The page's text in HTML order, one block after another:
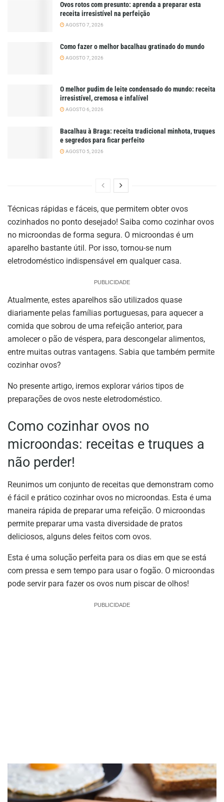
Ovos rotos com presunto: aprenda a preparar esta
receita irresistível na perfeição
AGOSTO 7, 2026
Como fazer o melhor bacalhau gratinado do mundo
AGOSTO 7, 2026
O melhor pudim de leite condensado do mundo: receita
irresistível, cremosa e infalível
AGOSTO 6, 2026
Bacalhau à Braga: receita tradicional minhota, truques
e segredos para ficar perfeito
AGOSTO 5, 2026
Técnicas rápidas e fáceis, que permitem obter ovos
cozinhados no ponto desejado! Saiba como cozinhar ovos
no microondas de forma segura. O microondas é um
aparelho bastante útil. Por isso, tornou-se num
eletrodoméstico indispensável em qualquer casa.
PUBLICIDADE
Atualmente, estes aparelhos são utilizados quase
diariamente pelas famílias portuguesas, para aquecer a
comida que sobrou de uma refeição anterior, para
amolecer o pão de véspera, para descongelar alimentos,
entre muitas outras vantagens. Sabia que também permite
cozinhar ovos?
No presente artigo, iremos explorar vários tipos de
preparações de ovos neste eletrodoméstico.
Como cozinhar ovos no
microondas: receitas e truques a
não perder!
Reunimos um conjunto de receitas que demonstram como
é fácil e prático cozinhar ovos no microondas. Esta é uma
maneira rápida de preparar uma refeição. O microondas
permite preparar uma vasta diversidade de pratos
deliciosos, alguns deles feitos com ovos.
Esta é uma solução perfeita para os dias em que se está
com pressa e sem tempo para usar o fogão. O microondas
pode servir para fazer os ovos num piscar de olhos!
PUBLICIDADE